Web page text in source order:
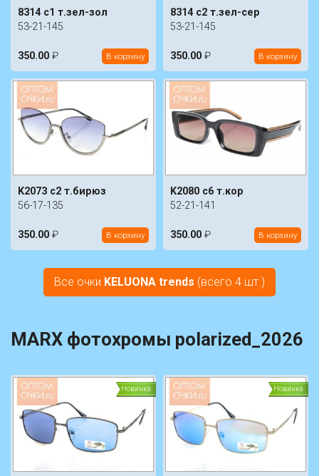
8314 c1 т.зел-зол
53-21-145
350.00 ₽ В корзину
8314 c2 т.зел-сер
53-21-145
350.00 ₽ В корзину
K2073 c2 т.бирюз
56-17-135
350.00 ₽ В корзину
K2080 c6 т.кор
52-21-141
350.00 ₽ В корзину
Все очки KELUONA trends (всего 4 шт.)
MARX фотохромы polarized_2026
Новинка Новинка